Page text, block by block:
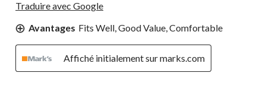
Traduire avec Google
Avantages Fits Well, Good Value, Comfortable
Affiché initialement sur marks.com